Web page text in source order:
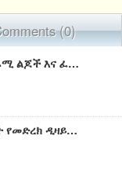
(0)
በማረሚያ ቤት የሚገኙ የህግ ታራሚ ልጆች እና ፈተናው
የሳምንቱ አነጋጋሪው የበዓለ ሲመት የመድረክ ዲዛይን አርክቴክት አለበል ደስታ ምስጢሩን ይናገራል!|